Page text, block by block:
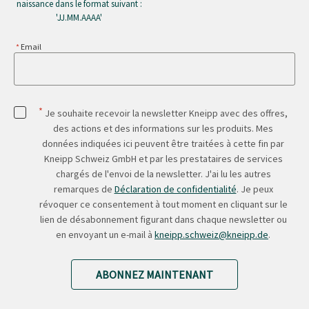
naissance dans le format suivant :
'JJ.MM.AAAA'
Email
* Je souhaite recevoir la newsletter Kneipp avec des offres,
des actions et des informations sur les produits. Mes
données indiquées ici peuvent être traitées à cette fin par
Kneipp Schweiz GmbH et par les prestataires de services
chargés de l'envoi de la newsletter. J'ai lu les autres
remarques de Déclaration de confidentialité. Je peux
révoquer ce consentement à tout moment en cliquant sur le
lien de désabonnement figurant dans chaque newsletter ou
en envoyant un e-mail à kneipp.schweiz@kneipp.de.
ABONNEZ MAINTENANT